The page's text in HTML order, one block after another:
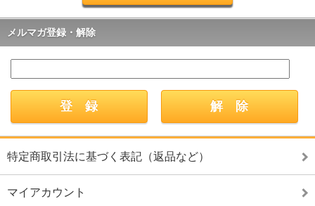
メルマガ登録・解除
特定商取引法に基づく表記（返品など）
マイアカウント